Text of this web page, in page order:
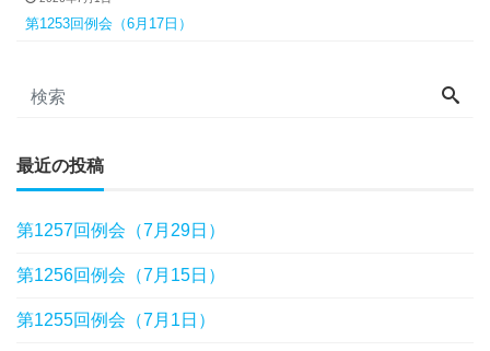
第1253回例会（6月17日）
最近の投稿
第1257回例会（7月29日）
第1256回例会（7月15日）
第1255回例会（7月1日）